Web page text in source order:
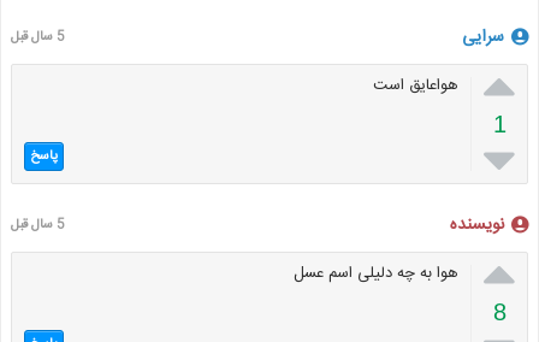
سرایی 5 سال قبل

1

هواعایق است
پاسخ
نویسنده 5 سال قبل

8
هوا به چه دلیلی اسم عسل